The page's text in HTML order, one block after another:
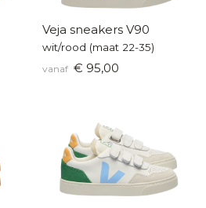
Veja sneakers V90
wit/rood (maat 22-35)
vanaf € 95,00